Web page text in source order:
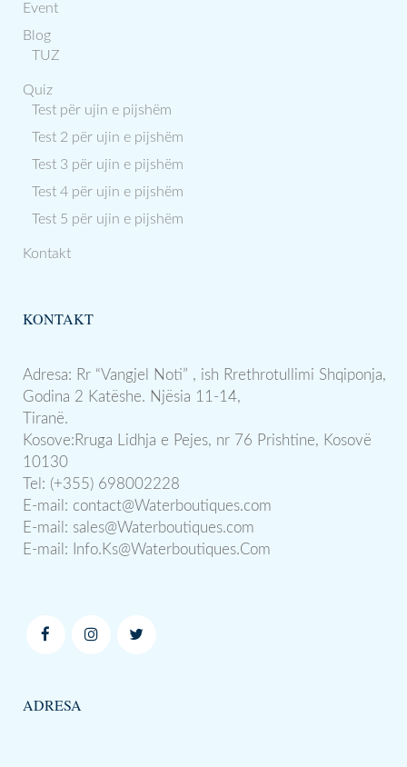
Event
Blog
TUZ
Quiz
Test për ujin e pijshëm
Test 2 për ujin e pijshëm
Test 3 për ujin e pijshëm
Test 4 për ujin e pijshëm
Test 5 për ujin e pijshëm
Kontakt
KONTAKT
Adresa: Rr “Vangjel Noti” , ish Rrethrotullimi Shqiponja,
Godina 2 Katëshe. Njësia 11-14,
Tiranë.
Kosove:Rruga Lidhja e Pejes, nr 76 Prishtine, Kosovë
10130
Tel: (+355) 698002228
E-mail: contact@Waterboutiques.com
E-mail: sales@Waterboutiques.com
E-mail:
Info.Ks@Waterboutiques.Com
ADRESA